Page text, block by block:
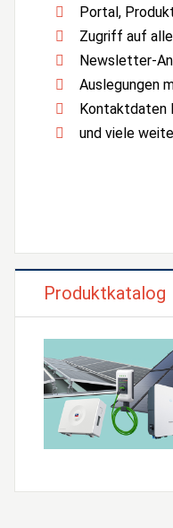
Portal,
Zugriff auf
Newsletter-
Auslegungen
Kontaktdaten
und viele
Produktkatalog